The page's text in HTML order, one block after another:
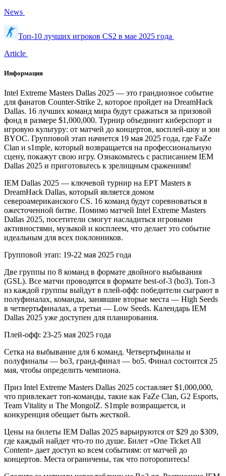
News
Топ-10 лучших игроков CS2 в мае 2025 года
Article
Информация
Intel Extreme Masters Dallas 2025 — это грандиозное событие
для фанатов Counter-Strike 2, которое пройдет на DreamHack
Dallas. 16 лучших команд мира будут сражаться за призовой
фонд в размере $1,000,000. Турнир объединит киберспорт и
игровую культуру: от матчей до концертов, косплей-шоу и зон
BYOC. Групповой этап начнется 19 мая 2025 года, где FaZe
Clan и s1mple, который возвращается на профессиональную
сцену, покажут свою игру. Ознакомьтесь с расписанием IEM
Dallas 2025 и приготовьтесь к зрелищным сражениям!
IEM Dallas 2025 — ключевой турнир на EPT Masters в
DreamHack Dallas, который является домом
североамериканского CS. 16 команд будут соревноваться в
ожесточенной битве. Помимо матчей Intel Extreme Masters
Dallas 2025, посетители смогут насладиться игровыми
активностями, музыкой и косплеем, что делает это событие
идеальным для всех поклонников.
Групповой этап: 19-22 мая 2025 года
Две группы по 8 команд в формате двойного выбывания
(GSL). Все матчи проводятся в формате best-of-3 (bo3). Топ-3
из каждой группы выйдут в плей-офф: победители сыграют в
полуфиналах, команды, занявшие вторые места — High Seeds
в четвертьфиналах, а третьи — Low Seeds. Календарь IEM
Dallas 2025 уже доступен для планирования.
Плей-офф: 23-25 мая 2025 года
Сетка на выбывание для 6 команд. Четвертьфиналы и
полуфиналы — bo3, гранд-финал — bo5. Финал состоится 25
мая, чтобы определить чемпиона.
Приз Intel Extreme Masters Dallas 2025 составляет $1,000,000,
что привлекает топ-команды, такие как FaZe Clan, G2 Esports,
Team Vitality и The MongolZ. S1mple возвращается, и
конкуренция обещает быть жесткой.
Цены на билеты IEM Dallas 2025 варьируются от $29 до $309,
где каждый найдет что-то по душе. Билет «One Ticket All
Content» дает доступ ко всем событиям: от матчей до
концертов. Места ограничены, так что поторопитесь!